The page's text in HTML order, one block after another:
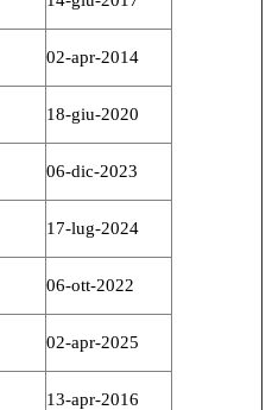
02-apr-2014
18-giu-2020
06-dic-2023
17-lug-2024
06-ott-2022
02-apr-2025
13-apr-2016